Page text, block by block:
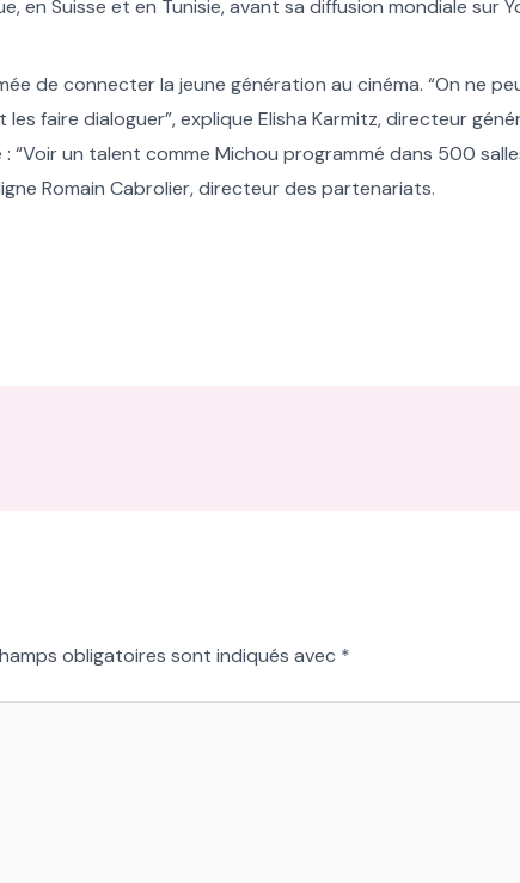
en Suisse et en Tunisie, avant sa diffusion mondiale sur
de connecter la jeune génération au cinéma. “On ne
faire dialoguer”, explique Elisha Karmitz, directeur
“Voir un talent comme Michou programmé dans 500
Romain Cabrolier, directeur des partenariats.
obligatoires sont indiqués avec *